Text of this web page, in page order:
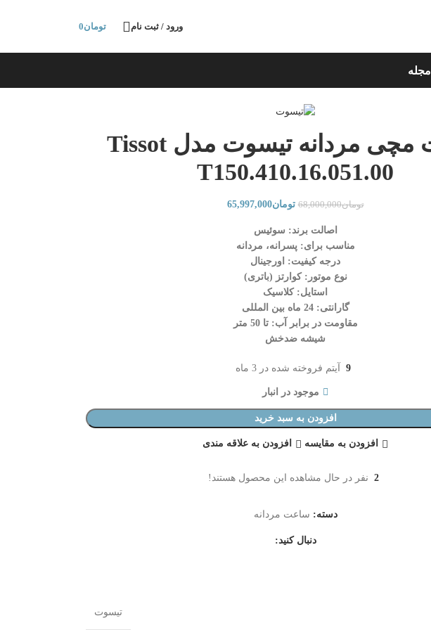
ورود / ثبت نام تومان0
مجله
ساعت مچی مردانه تیسوت مدل Tissot
T150.410.16.051.00
تومان68,000,000 تومان65,997,000
اصالت برند: سوئیس
مناسب برای: پسرانه، مردانه
درجه کیفیت: اورجینال
نوع موتور: کوارتز (باتری)
استایل: کلاسیک
گارانتی: 24 ماه بین المللی
مقاومت در برابر آب: تا 50 متر
شیشه ضدخش
9 آیتم فروخته شده در 3 ماه
موجود در انبار
افزودن به سبد خرید
افزودن به مقایسه افزودن به علاقه مندی
2 نفر در حال مشاهده این محصول هستند!
دسته: ساعت مردانه
دنبال کنید:
تیسوت